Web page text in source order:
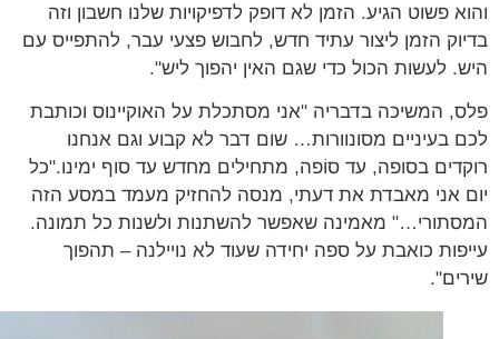
פשוט הגיע. הזמן לא דופק לדפיקויות שלנו חשבון וזה
הזמן ליצור עתיד חדש, לחבוש פצעי עבר, להתפייס עם
לעשות הכול כדי שגם האין יהפוך ליש".
המשיכה בדבריה "אני מסתכלת על האוקיינוס וכותבת
בעיניים מסונוורות… שום דבר לא קבוע וגם אנחנו
בסופה, עד סוֹפה, מתחילים מחדש עד סוף ימינו."כל
אני מאבדת את דעתי, מנסה להחזיק מעמד במסע הזה
מאמינה שאפשר להשתנות ולשנות כל תמונה.
כואבת על ספה יחידה שעוד לא נויילנה – תהפוך